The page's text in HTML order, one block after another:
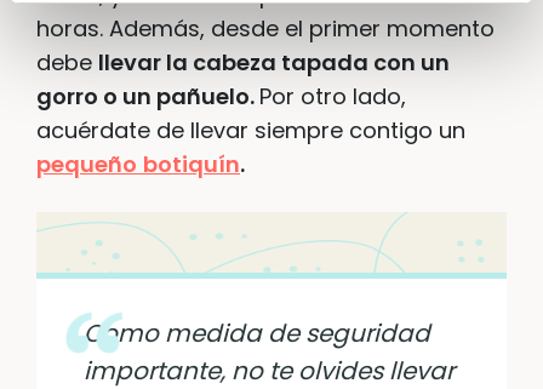
horas. Además, desde el primer momento
debe llevar la cabeza tapada con un
gorro o un pañuelo. Por otro lado,
acuérdate de llevar siempre contigo un
pequeño botiquín.
Como medida de seguridad
importante, no te olvides llevar